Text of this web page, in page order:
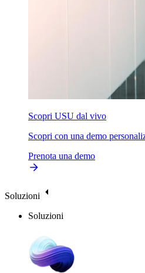
Scopri USU dal vivo
Scopri con una demo
Prenota una demo
Soluzioni
Soluzioni